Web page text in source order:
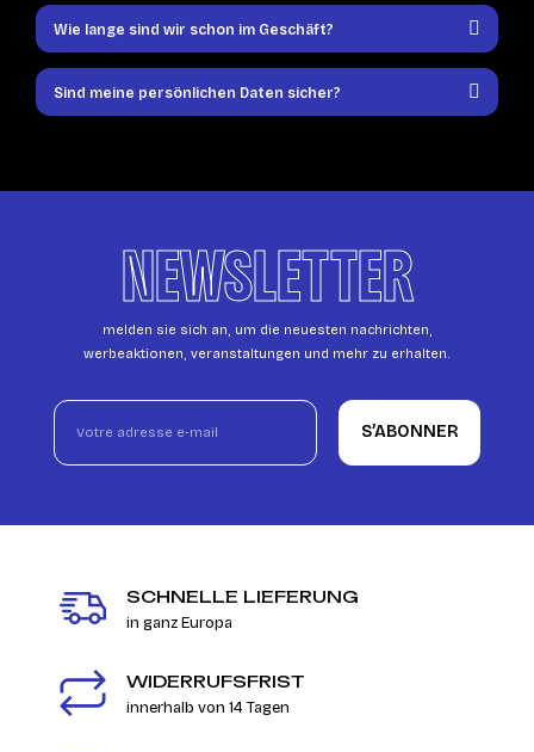
Wie lange sind wir schon im Geschäft?
Sind meine persönlichen Daten sicher?
NEWSLETTER
melden sie sich an, um die neuesten nachrichten,
werbeaktionen, veranstaltungen und mehr zu erhalten.
S’ABONNER
SCHNELLE LIEFERUNG
in ganz Europa
WIDERRUFSFRIST
innerhalb von 14 Tagen